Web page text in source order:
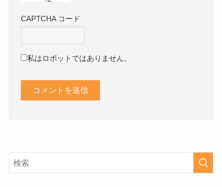
CAPTCHA コード
私はロボットではありません。